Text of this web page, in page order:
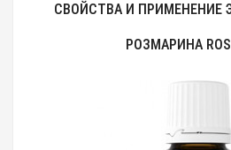
СВОЙСТВА И ПРИМЕНЕНИЕ
РОЗМАРИНА